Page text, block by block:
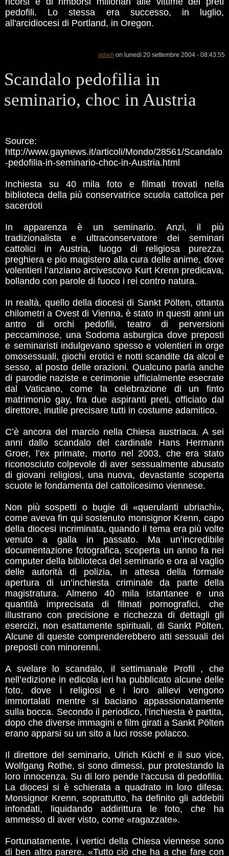
pedofili. Lo stessa era successo, in luglio,
all'arcidiocesi di Portland, in Oregon.
adam on lunedì 20 settembre 2004 - 08:43:55
Scandalo pedofilia in
seminario, choc in Austria
Source:
http://www.gaynews.it/articoli/Mondo/28561/Scandalo
-pedofilia-in-seminario-choc-in-Austria.html
Inchiesta su 40 mila foto e filmati trovati nella
biblioteca della più conservatrice scuola cattolica per
sacerdoti
In apparenza è un seminario. Anzi, il più
tradizionalista e ultraconservatore dei seminari
cattolici in Austria, luogo di religiosa purezza,
preghiera e pio magistero alla cura delle anime, dove
volentieri l’anziano arcivescovo Kurt Krenn predicava,
bollando con parole di fuoco i rei contro natura.
In realtà, quello della diocesi di Sankt Pölten, ottanta
chilometri a Ovest di Vienna, è stato in questi anni un
antro di orchi pedofili, teatro di perversioni
peccaminose, una Sodoma asburgica dove preposti
e seminaristi indulgevano spesso e volentieri in orge
omosessuali, giochi erotici e notti scandite da alcol e
sesso, al posto delle orazioni. Qualcuno parla anche
di parodie naziste e cerimonie ufficialmente esecrate
dal Vaticano, come la celebrazione di un finto
matrimonio gay, fra due aspiranti preti, officiato dal
direttore, inutile precisare tutti in costume adamitico.
C’è ancora del marcio nella Chiesa austriaca. A sei
anni dallo scandalo del cardinale Hans Hermann
Groer, l’ex primate, morto nel 2003, che era stato
riconosciuto colpevole di aver sessualmente abusato
di giovani religiosi, una nuova, devastante scoperta
scuote le fondamenta del cattolicesimo viennese.
Non più sospetti o bugie di «querulanti ubriachi»,
come aveva fin qui sostenuto monsignor Krenn, capo
della diocesi incriminata, quando il tema era più volte
venuto a galla in passato. Ma un’incredibile
documentazione fotografica, scoperta un anno fa nei
computer della biblioteca del seminario e ora al vaglio
delle autorità di polizia, in attesa della formale
apertura di un’inchiesta criminale da parte della
magistratura. Almeno 40 mila istantanee e una
quantità imprecisata di filmati pornografici, che
illustrano con precisione e ricchezza di dettagli gli
esercizi, non esattamente spirituali, di Sankt Pölten.
Alcune di queste comprenderebbero atti sessuali dei
preposti con minorenni.
A svelare lo scandalo, il settimanale Profil , che
nell’edizione in edicola ieri ha pubblicato alcune delle
foto, dove i religiosi e i loro allievi vengono
immortalati mentre si baciano appassionatamente
sulla bocca. Secondo il periodico, l’inchiesta è partita,
dopo che diverse immagini e film girati a Sankt Pölten
erano apparsi su un sito a luci rosse polacco.
Il direttore del seminario, Ulrich Küchl e il suo vice,
Wolfgang Rothe, si sono dimessi, pur protestando la
loro innocenza. Su di loro pende l’accusa di pedofilia.
La diocesi si è schierata a quadrato in loro difesa.
Monsignor Krenn, soprattutto, ha definito gli addebiti
infondati, liquidando addirittura le foto, che ha
ammesso di aver visto, come «ragazzate».
Fortunatamente, i vertici della Chiesa viennese sono
di ben altro parere. «Tutto ciò che ha a che fare con